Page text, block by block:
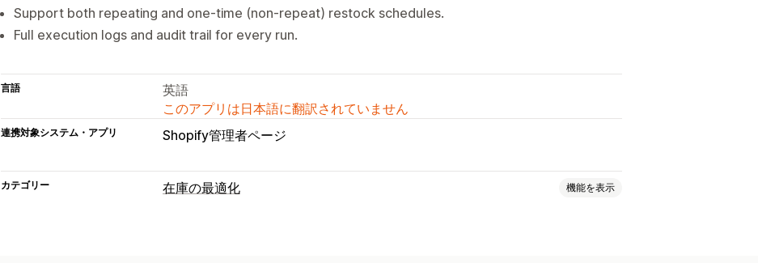
Support both repeating and one-time (non-repeat) restock schedules.
Full execution logs and audit trail for every run.
言語
英語
このアプリは日本語に翻訳されていません
連携対象システム・アプリ Shopify管理者ページ
カテゴリー 在庫の最適化 機能を表示